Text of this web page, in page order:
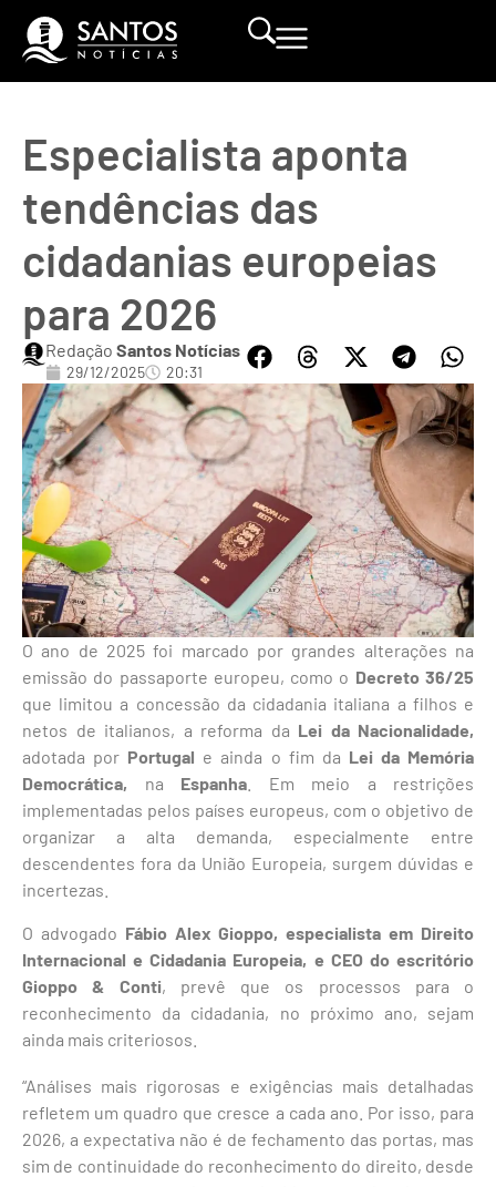
Especialista aponta
tendências das
cidadanias europeias
para 2026
Redação Santos Notícias
29/12/2025 20:31
O ano de 2025 foi marcado por grandes alterações na
emissão do passaporte europeu, como o Decreto 36/25
que limitou a concessão da cidadania italiana a filhos e
netos de italianos, a reforma da Lei da Nacionalidade,
adotada por Portugal e ainda o fim da Lei da Memória
Democrática, na Espanha . Em meio a restrições
implementadas pelos países europeus, com o objetivo de
organizar a alta demanda, especialmente entre
descendentes fora da União Europeia, surgem dúvidas e
incertezas.
O advogado Fábio Alex Gioppo, especialista em Direito
Internacional e Cidadania Europeia, e CEO do escritório
Gioppo & Conti, prevê que os processos para o
reconhecimento da cidadania, no próximo ano, sejam
ainda mais criteriosos.
“Análises mais rigorosas e exigências mais detalhadas
refletem um quadro que cresce a cada ano. Por isso, para
2026, a expectativa não é de fechamento das portas, mas
sim de continuidade do reconhecimento do direito, desde